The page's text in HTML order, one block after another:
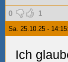
0 1
Sa. 25.10.25 -
Ich